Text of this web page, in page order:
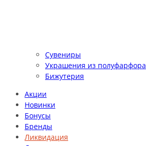
Сувениры
Украшения из полуфарфора
Бижутерия
Акции
Новинки
Бонусы
Бренды
Ликвидация